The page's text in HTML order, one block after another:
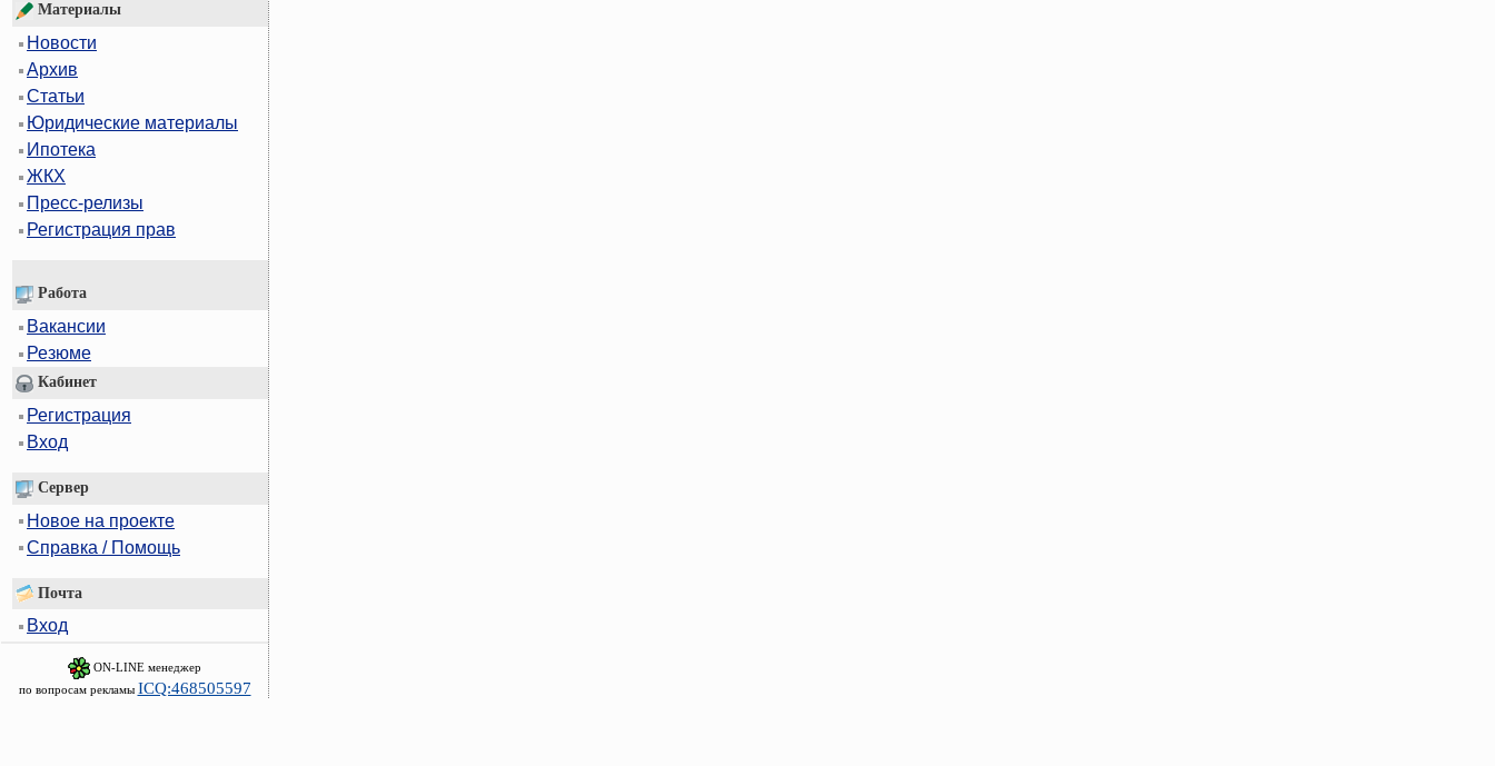
Материалы
Новости
Архив
Статьи
Юридические материалы
Ипотека
ЖКХ
Пресс-релизы
Регистрация прав
Работа
Вакансии
Резюме
Кабинет
Регистрация
Вход
Сервер
Новое на проекте
Справка / Помощь
Почта
Вход
ON-LINE менеджер
по вопросам рекламы ICQ:468505597